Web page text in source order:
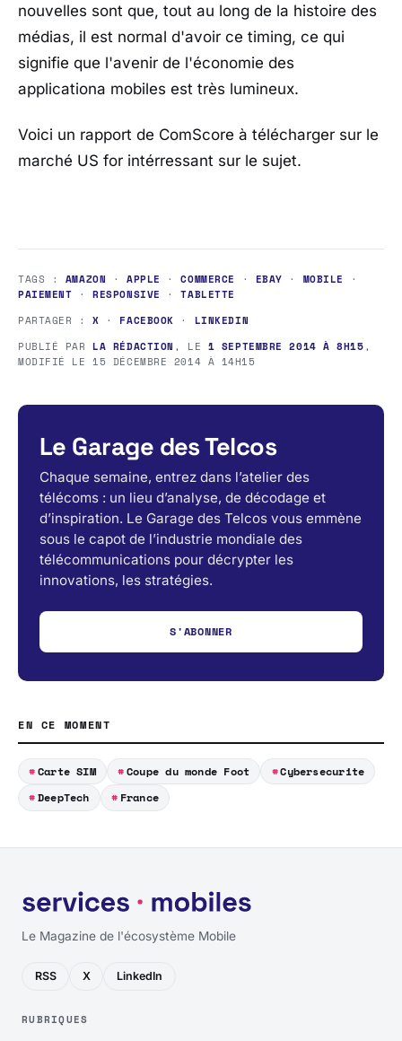
nouvelles sont que, tout au long de la histoire des
médias, il est normal d'avoir ce timing, ce qui
signifie que l'avenir de l'économie des
applicationa mobiles est très lumineux.
Voici un rapport de ComScore à télécharger sur le
marché US for intérressant sur le sujet.
TAGS : AMAZON · APPLE ·COMMERCE · EBAY · MOBILE
·
PAIEMENT ·RESPONSIVE ·TABLETTE
PARTAGER :X · FACEBOOK · LINKEDIN
PUBLIÉ PAR LA RÉDACTION , LE 1 SEPTEMBRE 2014 À 8H15,
MODIFIÉ LE15 DÉCEMBRE 2014 À 14H15
Le Garage des Telcos
Chaque semaine, entrez dans l’atelier des
télécoms : un lieu d’analyse, de décodage et
d’inspiration. Le Garage des Telcos vous emmène
sous le capot de l’industrie mondiale des
télécommunications pour décrypter les
innovations, les stratégies.
S'ABONNER
EN CE MOMENT
Carte SIM Coupe du monde Foot
Cybersecurite
DeepTech
France
Le Magazine de l'écosystème Mobile
RSS X LinkedIn
RUBRIQUES